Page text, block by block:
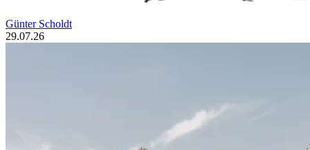
Günter Scholdt
29.07.26